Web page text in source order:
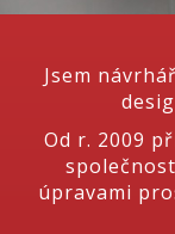
Jsem
Od r. 2009
úpravami